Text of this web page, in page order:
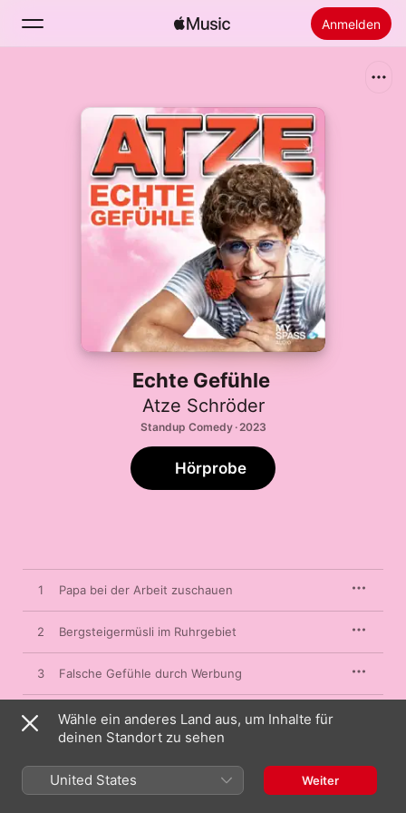
Anmelden
Startseite
Apple Music installieren
Echte Gefühle
Atze Schröder
Standup Comedy · 2023
Hörprobe
1 Papa bei der Arbeit zuschauen
2 Bergsteigermüsli im Ruhrgebiet
3 Falsche Gefühle durch Werbung
4 Vatti, Mutti und der Köter
6 Ablöse nach dem Kindergeburtstag
Wähle ein anderes Land aus, um Inhalte für
deinen Standort zu sehen
United States Weiter